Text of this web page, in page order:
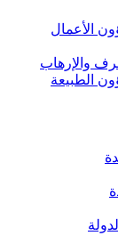
الأعمال
والإرهاب
الطبيعة